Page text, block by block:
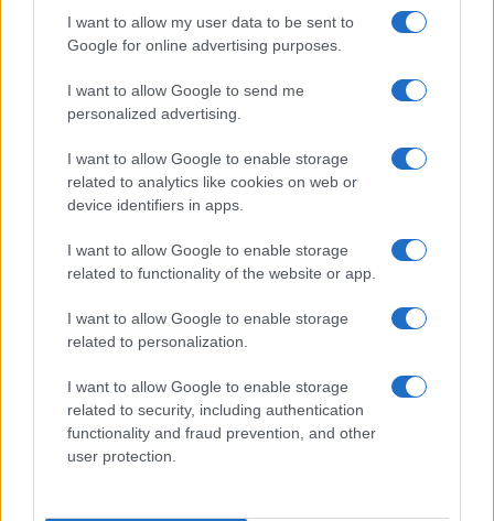
I want to allow my user data to be sent to
Google for online advertising purposes.
I want to allow Google to send me
personalized advertising.
I want to allow Google to enable storage
related to analytics like cookies on web or
device identifiers in apps.
I want to allow Google to enable storage
related to functionality of the website or app.
I want to allow Google to enable storage
related to personalization.
I want to allow Google to enable storage
related to security, including authentication
functionality and fraud prevention, and other
user protection.
vigili del fuoco a Rudalza
Ristorante distrutto dalle fiamme a La
Maddalena, incendio a Monti d’à rena
Le previsioni meteo per il weekend a Olbia e in
Gallura
Michelle Hunziker in Gallura, bella anche dal
vivo: un amico vip svela come fa
Calangianus, dopo le polemiche il centro